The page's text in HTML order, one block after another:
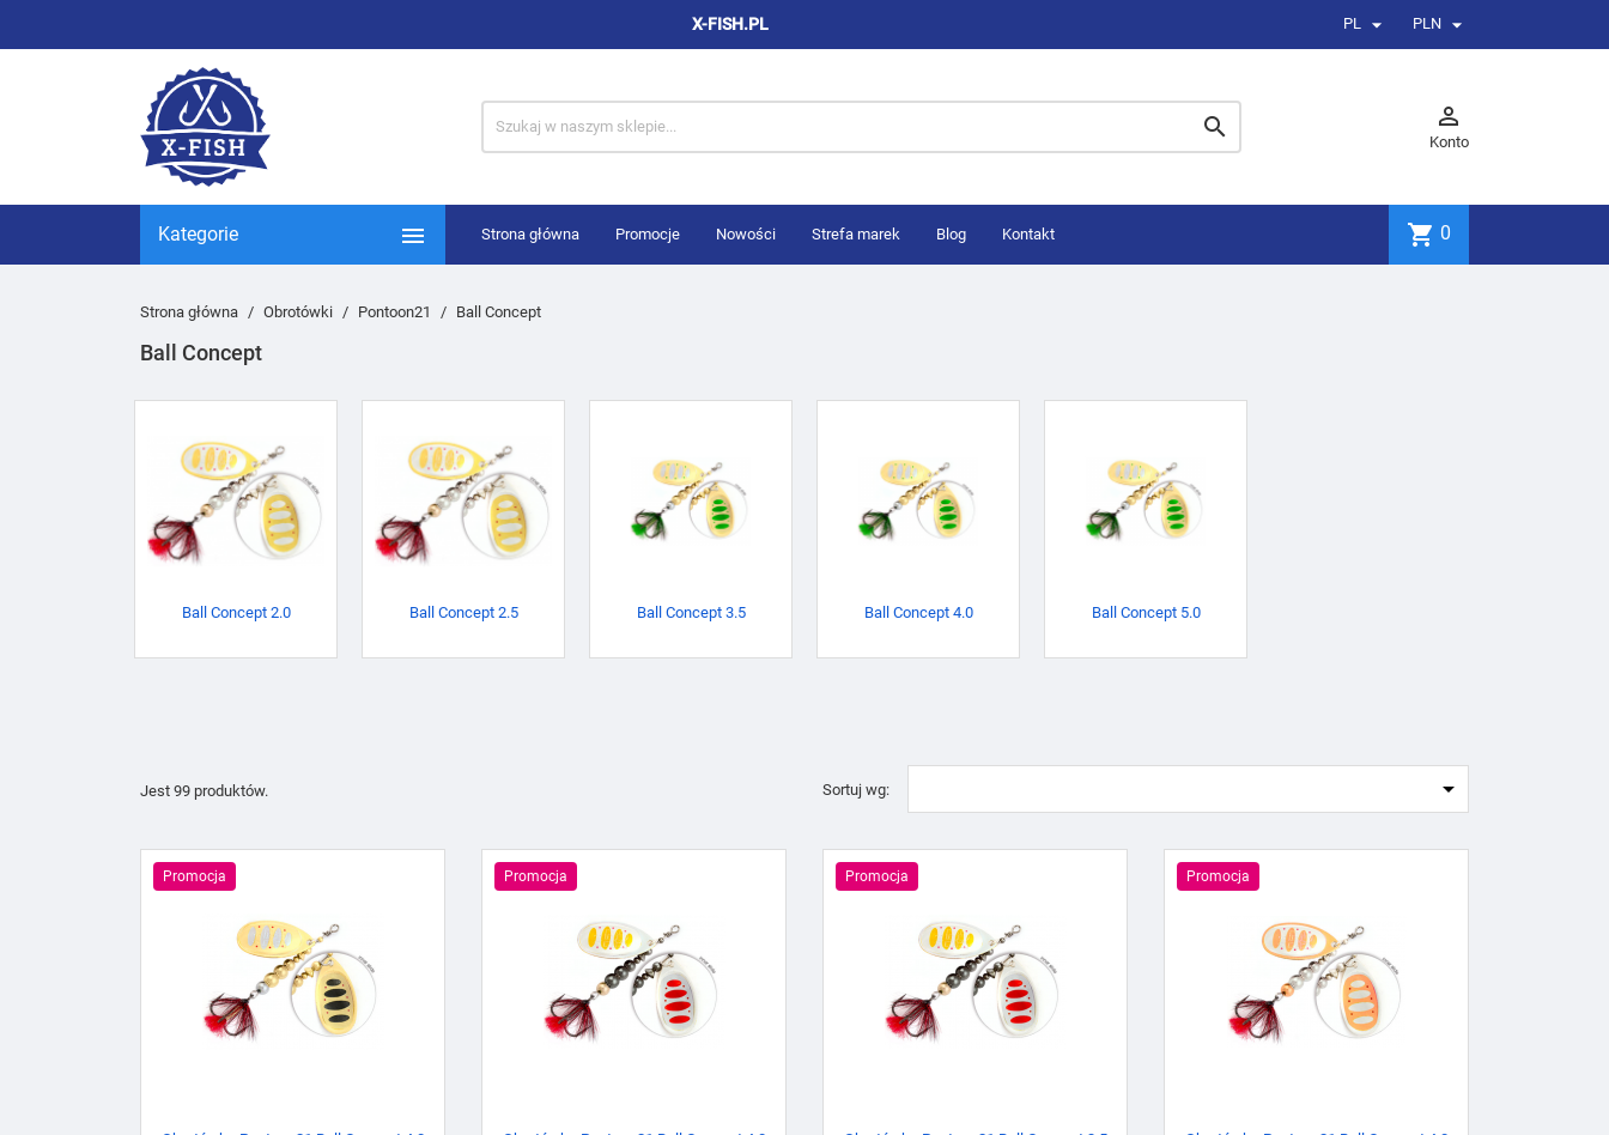
X-FISH.PL PL  PLN 
 
Konto
Kategorie  Strona główna Promocje Nowości Strefa marek Blog Kontakt shopping_cart 0
Strona główna Obrotówki Pontoon21 Ball Concept
Ball Concept
Ball Concept 2.0 Ball Concept 2.5 Ball Concept 3.5 Ball Concept 4.0 Ball Concept 5.0
Jest 99 produktów. Sortuj wg: 
Promocja Promocja Promocja Promocja